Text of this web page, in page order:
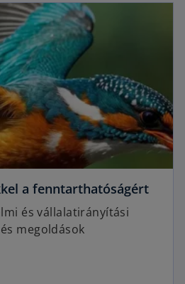
a fenntarthatóságért
és vállalatirányítási
megoldások